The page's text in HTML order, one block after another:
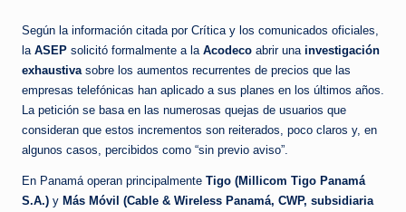
Según la información citada por Crítica y los comunicados oficiales,
la ASEP solicitó formalmente a la Acodeco abrir una investigación
exhaustiva sobre los aumentos recurrentes de precios que las
empresas telefónicas han aplicado a sus planes en los últimos años.
La petición se basa en las numerosas quejas de usuarios que
consideran que estos incrementos son reiterados, poco claros y, en
algunos casos, percibidos como “sin previo aviso”.
En Panamá operan principalmente Tigo (Millicom Tigo Panamá
S.A.) y Más Móvil (Cable & Wireless Panamá, CWP, subsidiaria